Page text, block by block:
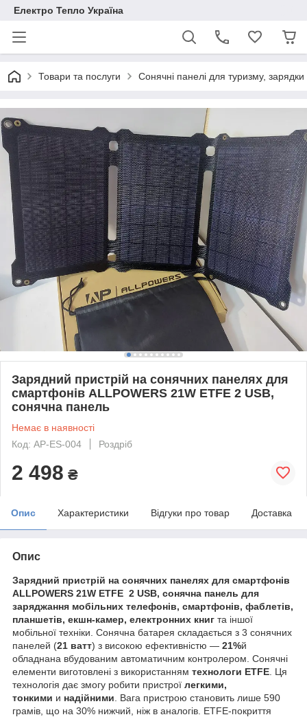
Електро Тепло Україна
Товари та послуги Сонячні панелі для туризму,
Зарядний пристрій на сонячних панелях для
смартфонів ALLPOWERS 21W ETFE 2 USB,
сонячна панель
Немає в наявності
Код: AP-ES-004
Роздріб
2 498 ₴
Опис Характеристики Відгуки про товар Доставка
Опис
Зарядний пристрій на сонячних панелях для смартфонів
ALLPOWERS 21W ETFE 2 USB, сонячна панель для
заряджання мобільних телефонів, смартфонів, фаблетів,
планшетів, екшн-камер, електронних книг та іншої
мобільної техніки. Сонячна батарея складається з 3 сонячних
панелей (21 ватт) з високою ефективністю — 21%й
обладнана вбудованим автоматичним контролером. Сонячні
елементи виготовлені з використанням технологи ETFE . Ця
технологія дає змогу робити пристрої легкими,
тонкими и надійними . Вага пристрою становить лише 590
грамів, що на 30% нижчий, ніж в аналогів. ETFE-покриття